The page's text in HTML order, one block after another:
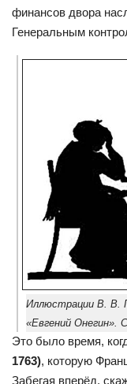
финансов двора
Генеральным
Иллюстрации В. В.
«Евгений Онегин».
Это было время,
1763), которую
Забегая вперёд,